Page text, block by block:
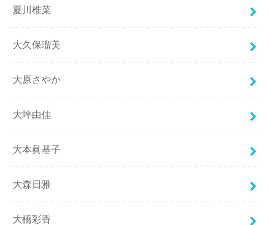
夏川椎菜
大久保瑠美
大原さやか
大坪由佳
大本眞基子
大森日雅
大橋彩香